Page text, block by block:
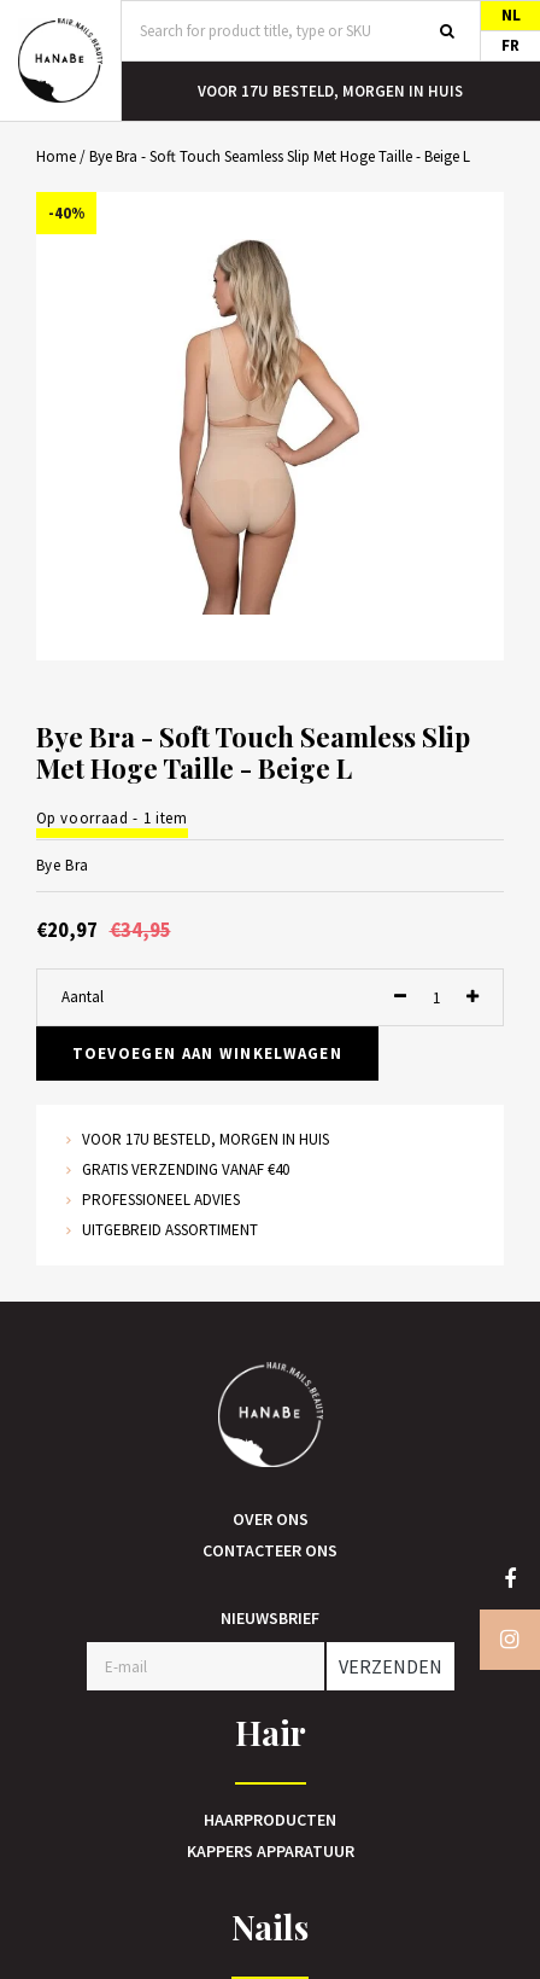
NL
FR
VOOR 17U BESTELD, MORGEN IN HUIS
Home/Bye Bra - Soft Touch Seamless Slip Met Hoge Taille - Beige L
-40%
Bye Bra - Soft Touch Seamless Slip
Met Hoge Taille - Beige L
Op voorraad - 1 item
Bye Bra
€20,97 €34,95
Aantal
TOEVOEGEN AAN WINKELWAGEN
VOOR 17U BESTELD, MORGEN IN HUIS
GRATIS VERZENDING VANAF €40
PROFESSIONEEL ADVIES
UITGEBREID ASSORTIMENT
OVER ONS
CONTACTEER ONS
NIEUWSBRIEF
VERZENDEN
Hair
HAARPRODUCTEN
KAPPERS APPARATUUR
Nails